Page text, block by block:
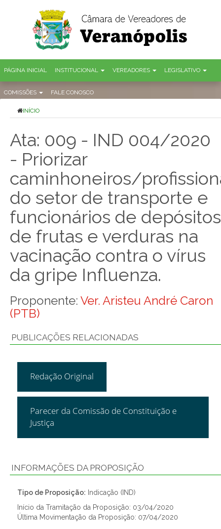
PÁGINA INICIAL INSTITUCIONAL VEREADORES LEGISLATIVO
COMISSÕES FALE CONOSCO
INÍCIO
Ata: 009 - IND 004/2020
- Priorizar
caminhoneiros/
do setor de transporte e
funcionários de depósitos
de frutas e verduras na
vacinação contra o vírus
da gripe Influenza.
Proponente: Ver. Aristeu André Caron
(PTB)
PUBLICAÇÕES RELACIONADAS
Redação Original
Parecer da Comissão de Constituição e
Justiça
INFORMAÇÕES DA PROPOSIÇÃO
Tipo de Proposição: Indicação (IND)
Início da Tramitação da Proposição: 03/04/2020
Última Movimentação da Proposição: 07/04/2020